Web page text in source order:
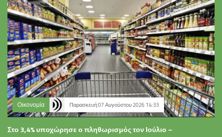
Οικονομία Παρασκευή 07 Αυγούστου 2026 14:33
Στο 3,4% υποχώρησε ο πληθωρισμός τον Ιούλιο –